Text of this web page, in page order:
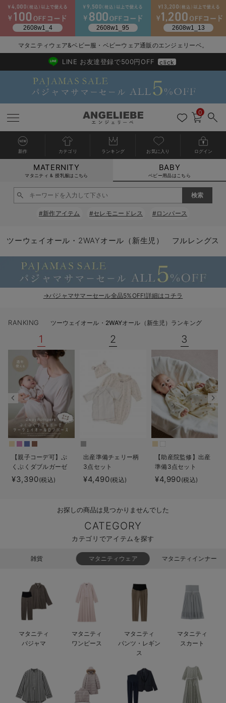
新生児服全て
ベビー服全て
ロンパース・カバーオール
ベビー ブルマ
ベビー スカート
ベビー アウター
ベビー セットアップ
スタイ・よだれかけ（新生児・ベビー）
ベビー帽子（新生児・乳児）
新生児スリーパー・ベビーパジャマ
ベビー リュック
ベビー 小物
シーズンアイテム全て
ベビー・新生児 寝具全て
ベビーベッド・布団 （ベビー・新生児）
ベビー 雑貨全て
ベビーチェア（ハイローチェア）・ベビーラック
ベビー 雑貨 小物
ベビー安全グッズ
メモリアルグッズ
授乳・調乳・お食事
哺乳瓶
赤ちゃん 洗剤・洗濯用品・お掃除
赤ちゃん お風呂・ベビースキンケア
おむつ関連グッズ
お出かけグッズ全て
ベビー｜季節の特集全て
猛暑からベビーを守るひんやりグッズ
ベビーの動物なりきり特集
ベビー 夏のお役立ちグッズ特集
袴ロンパース特集
アウトレット全て
【アウトレット】ワンピース
【アウトレット】パジャマ
【アウトレット】インナー
特集全て
抗菌防臭加工
コットン素材
Tシャツブラ
ブラトップ
親子セット
快適機能ウェア特集 トップス
快適機能ウェア特集 ボトムス
快適機能ウェア特集 パジャマ
erbaviva（エルバビーバ）
安心の日本製。先輩ママが買ってよかった！本当に必要な出産準備品
買って正解！高評価レビューアイテム
冬に可愛いニットがお得！
親子コーデ｜ママとベビーにおすすめ！
便利な育児家電
Gift Selection 出産祝い
保育園・入園準備特集
ファルスカ
デロンギ
再入荷全て
再入荷｜インナー
戻る
送料無料アイテム全て
ワンピース
スカート
パジャマ
ベビー
戻る
ブラキャミ おまとめ
戻る
【37周年祭セール】
【37周年祭セール】
戻る
気温差別オススメア
【15℃】3月下旬～
戻る
動きやすく着回しで
戻る
強撚スムース(コスパ
戻る
マタニティウェア
【おまとめ割】パジ
戻る
こだわりの履き心地
カジュアル
オフィス
戻る
ジャケット派
きれいめ美脚パンツ派
ツィード派
セットアップ派
戻る
出産準備応援割全て
マタニティパジャマ
戻る
【オフィスカジュア
戻る
レギンスタイプ
戻る
【フォーマル】ワン
戻る
【ベビー】長袖
戻る
ハンカチ
短肌着
セット
戻る
快適ウェア10%OFF
快適ウェア10%OFF
戻る
春のマタニティワン
セットアップ・ レイ
ジャンパースカート/
ワーク・オフィス
フォーマル / オケー
あったかアイテム｜
戻る
Gift Selection 出産
〜3,000円（税込）
10,001円（税込）〜
女の子におススメの
定番ギフト
もらって嬉しいギフト
かわいくておもしろ
何枚あっても嬉しい
長く使えるアイテム
お部屋映えアイテム
戻る
冬の冷え対策インナ
薄くてあったか
保温&リカバリー
レギンス・タイツ
あったか度◎
裏起毛素材
戻る
入院準備の持ち物チ
入院してすぐ使うグ
戻る
冬のあったか特集全て
【冬のあったか特集
【冬のあったか特集
マタニティウェア&ベビー服・ベビーウェア通販のエンジェリーベ。
2026/NewArrival
送料495円(一部地域を除く) 7,700円以上で送料無料
LINE お友達登録で500円OFF click
0
新作 カテゴリ ランキング お気に入り ログイン
MATERNITY
マタニティ & 授乳服はこちら
BABY
ベビー用品はこちら
#新作アイテム #セレモニードレス #ロンパース
ツーウェイオール・2WAYオール（新生児） フルレングス
→パジャマサマーセール全品5%OFF!詳細はコチラ
RANKING ツーウェイオール・2WAYオール（新生児）ランキング
1
【親子コーデ可】ぷ
くぷくダブルガーゼ
ツーウェイオール
（2wayオール） ロ
¥3,390(税込)
2
出産準備チェリー柄
3点セット
¥4,490(税込)
3
【助産院監修】出産
準備3点セット
¥4,990(税込)
お探しの商品は見つかりませんでした
CATEGORY
カテゴリでアイテムを探す
雑貨 マタニティウェア マタニティインナー
マタニティ
パジャマ
マタニティ
ワンピース
マタニティ
パンツ・レギン
ス
マタニティ
スカート
カートに入れる
閉じる